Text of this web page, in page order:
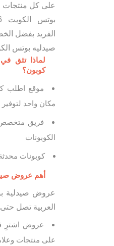
على كل منتجات
الفريد بفضل
صيدليه بوتس
لماذا تثق
كوبون؟
موقع اطلب
مكان واحد لتوفير
فريق
الكوبونات
كوبونات
أهم عروض
العربية تصل حتى 70% وأكثر:
عروض اشترِ
على منتجات